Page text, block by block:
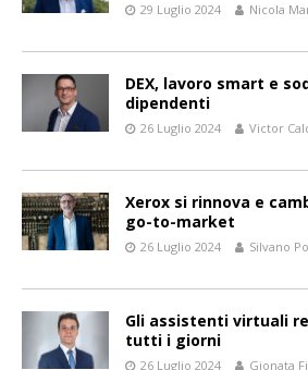
29 Luglio 2024 Nicola
DEX, lavoro smart e
dipendenti
26 Luglio 2024 Victor
Xerox si rinnova e
go-to-market
26 Luglio 2024 Silvano
Gli assistenti virtuali
tutti i giorni
26 Luglio 2024 Gionata